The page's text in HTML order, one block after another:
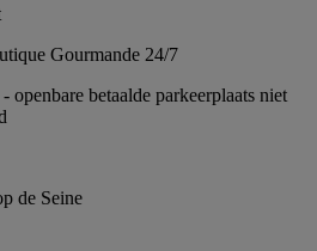
Gourmande 24/7
openbare betaalde parkeerplaats niet
de Seine